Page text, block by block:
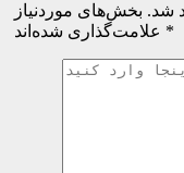
شد. بخش‌های موردنیاز
*